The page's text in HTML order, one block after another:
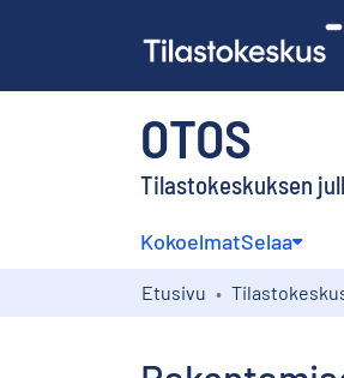
OTOS
Tilastokeskuksen
KokoelmatSelaa
Etusivu